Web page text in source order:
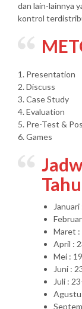
dan lain-lainnya
kontrol
1. Presentation
2. Discuss
3. Case Study
4. Evaluation
5. Pre-Test &
6. Games
Maret :
April :
Mei :
Juni :
Juli :